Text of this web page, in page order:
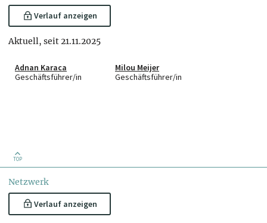
Verlauf anzeigen
Aktuell, seit 21.11.2025
Adnan Karaca
Geschäftsführer/in
Milou Meijer
Geschäftsführer/in
TOP
Netzwerk
Verlauf anzeigen